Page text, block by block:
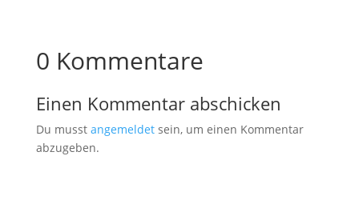
0 Kommentare
Einen Kommentar abschicken
Du musst angemeldetsein, um einen Kommentar
abzugeben.